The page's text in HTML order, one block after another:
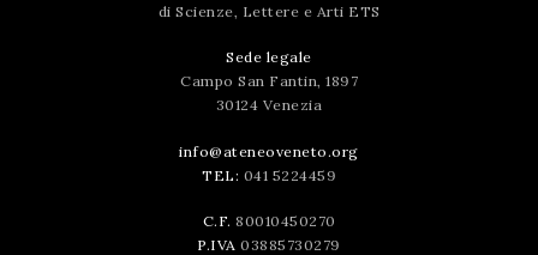
di Scienze, Lettere e Arti ETS
Sede legale
Campo San Fantin, 1897
30124 Venezia
info@ateneoveneto.org
TEL: 041 5224459
C.F. 80010450270
P.IVA 03885730279